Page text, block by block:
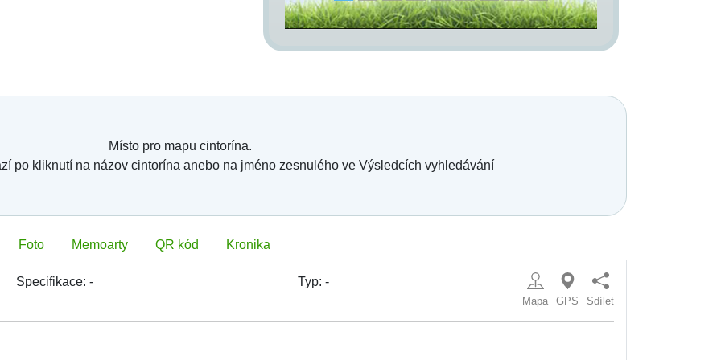
Místo pro mapu cintorína.
po kliknutí na názov cintorína anebo na jméno zesnulého ve Výsledcích vyhledávání
Foto Memoarty QR kód Kronika
Specifikace:- Typ: -
Mapa GPS Sdílet